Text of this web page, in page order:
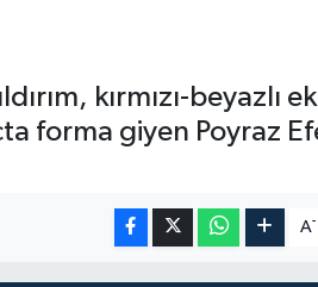
kırmızı-beyazlı
forma giyen Poyraz
A-